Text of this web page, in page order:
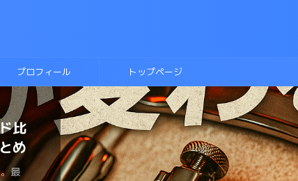
プロフィール トップページ
方
動
比
め
最
最
。最
挑
ッ
。最
だ
ド
？
。最
最
ラ
最